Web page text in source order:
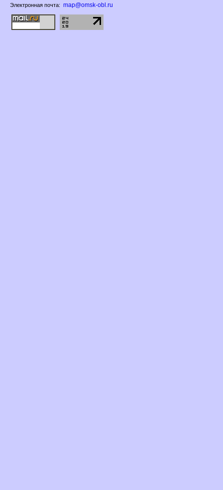
Электронная почта: map@omsk-obl.ru